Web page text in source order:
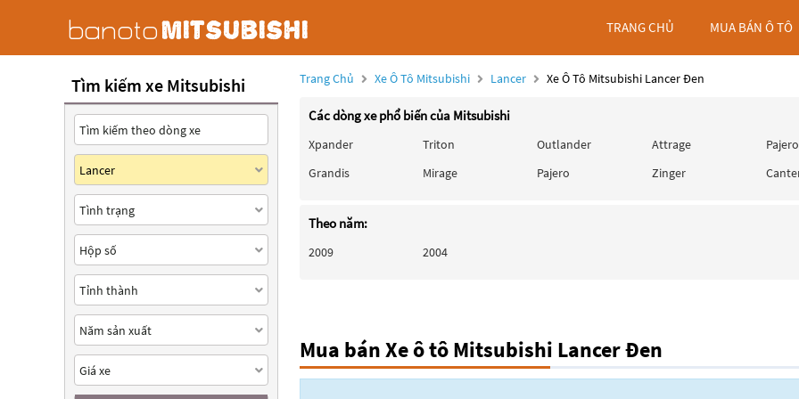
TRANG CHỦ MUA BÁN Ô TÔ
Trang Chủ Xe Ô Tô Mitsubishi Lancer Xe Ô Tô Mitsubishi Lancer Đen
Các dòng xe phổ biến của Mitsubishi
Xpander Triton Outlander Attrage
Grandis
Mirage Pajero Zinger
Theo năm:
2009 2004
Mua bán Xe ô tô Mitsubishi Lancer Đen
Tìm kiếm xe Mitsubishi